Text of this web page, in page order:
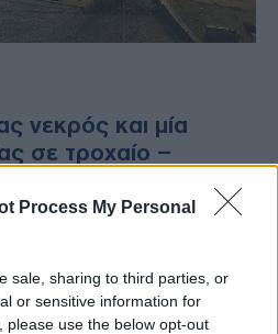
Process My Personal
sale, sharing to third parties, or
or sensitive information for
please use the below opt-out
νεκρός και μία
σε τροχαίο –
σοβαρά τραυματίας,
λίγα λεπτά
στο Μαρκόπουλο